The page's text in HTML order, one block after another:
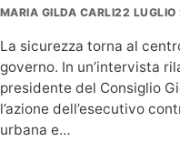
MARIA GILDA CARLI22
La sicurezza torna al
governo. In un’intervista
presidente del Consiglio
l’azione dell’esecutivo
urbana e…